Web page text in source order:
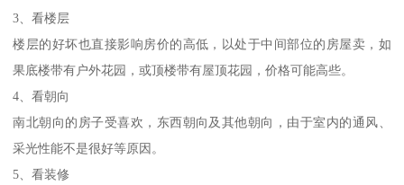
3、看楼层
楼层的好坏也直接影响房价的高低，以处于中间部位的房屋卖，如
果底楼带有户外花园，或顶楼带有屋顶花园，价格可能高些。
4、看朝向
南北朝向的房子受喜欢，东西朝向及其他朝向，由于室内的通风、
采光性能不是很好等原因。
5、看装修